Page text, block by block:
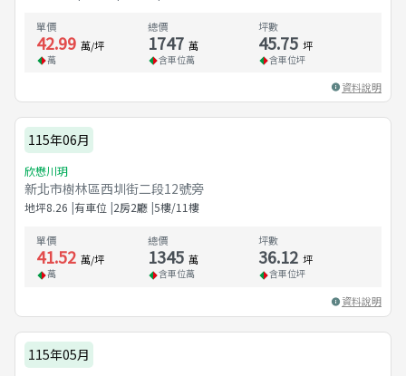
單價
42.99 萬/坪
萬
總價
1747 萬
含車位萬
坪數
45.75 坪
含車位坪
資料說明
115年06月
欣懋川玥
新北市樹林區西圳街二段12號旁
地坪8.26 有車位 2房2廳 5樓/11樓
單價
41.52 萬/坪
萬
總價
1345 萬
含車位萬
坪數
36.12 坪
含車位坪
資料說明
115年05月